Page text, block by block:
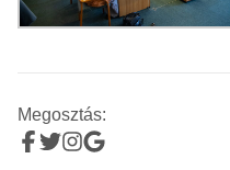
Megosztás: